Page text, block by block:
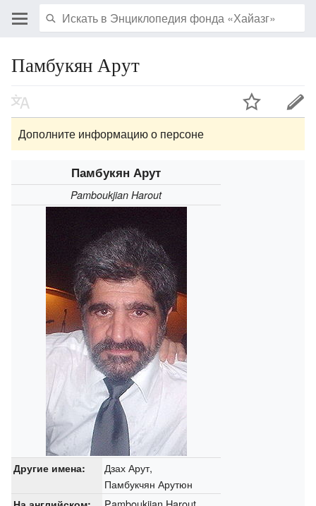
Памбукян Арут
Дополните информацию о персоне
Памбукян Арут
Pamboukjian Harout
Другие имена:
Дзах Арут,
Памбукчян Арутюн